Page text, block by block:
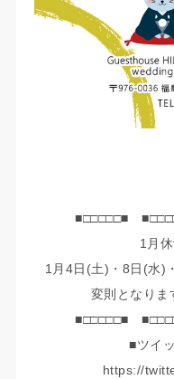
■□□□□□■
1月
1月4日(土)・8日(水)
変則となりま
■□□□□□■
■ツイ
https://